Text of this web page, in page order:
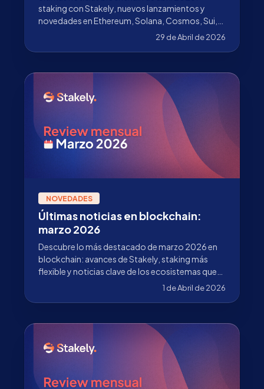
staking con Stakely, nuevos lanzamientos y
novedades en Ethereum, Solana, Cosmos, Sui,
29 de Abril de 2026
NOVEDADES
Últimas noticias en blockchain:
marzo 2026
Descubre lo más destacado de marzo 2026 en
blockchain: avances de Stakely, staking más
flexible y noticias clave de los ecosistemas que
1 de Abril de 2026